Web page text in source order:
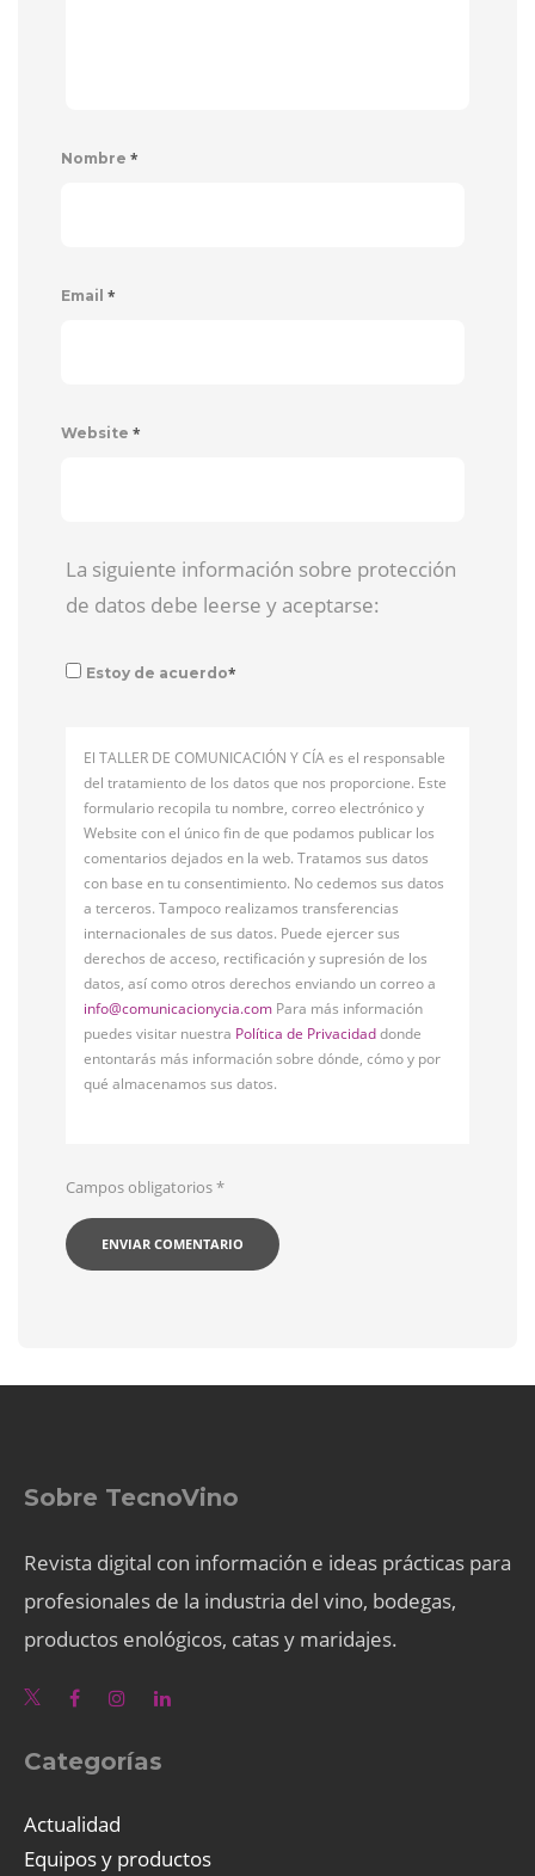
Nombre *
Email *
Website *
La siguiente información sobre protección
de datos debe leerse y aceptarse:
Estoy de acuerdo*
El TALLER DE COMUNICACIÓN Y CÍA es el responsable
del tratamiento de los datos que nos proporcione. Este
formulario recopila tu nombre, correo electrónico y
Website con el único fin de que podamos publicar los
comentarios dejados en la web. Tratamos sus datos
con base en tu consentimiento. No cedemos sus datos
a terceros. Tampoco realizamos transferencias
internacionales de sus datos. Puede ejercer sus
derechos de acceso, rectificación y supresión de los
datos, así como otros derechos enviando un correo a
info@comunicacionycia.com Para más información
puedes visitar nuestra Política de Privacidaddonde
entontarás más información sobre dónde, cómo y por
qué almacenamos sus datos.
Campos obligatorios*
Sobre TecnoVino
Revista digital con información e ideas prácticas para
profesionales de la industria del vino, bodegas,
productos enológicos, catas y maridajes.
Categorías
Actualidad
Equipos y productos